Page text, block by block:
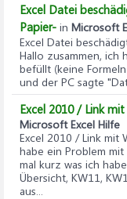
Excel Datei
Papier- in Microsoft
Excel Datei
Hallo zusammen, ich
befüllt (keine
und der PC sagte
Excel 2010 / Link
Microsoft Excel Hilfe
Excel 2010 / Link mit
habe ein Problem
mal kurz was ich
Übersicht, KW11,
aus...